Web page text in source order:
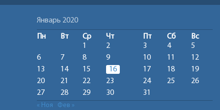
Январь 2020
Пн Вт Ср Чт Пт Сб
Вс
1
2 3 4
5
6
7 8 9 10 11
12
13
14 15 16 17 18
19
20
21 22 23 24 25
26
27
28 29 30 31
« Ноя Фев »